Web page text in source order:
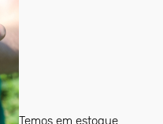
Temos em estoque